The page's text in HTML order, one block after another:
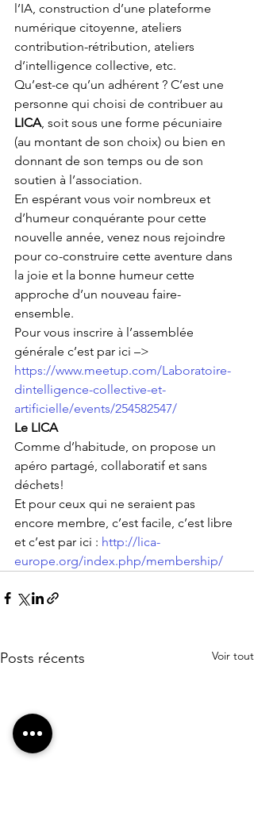
l’IA, construction d’une plateforme
numérique citoyenne, ateliers
contribution-rétribution, ateliers
d’intelligence collective, etc.
Qu’est-ce qu’un adhérent ? C’est une
personne qui choisi de contribuer au
LICA, soit sous une forme pécuniaire
(au montant de son choix) ou bien en
donnant de son temps ou de son
soutien à l’association.
En espérant vous voir nombreux et
d’humeur conquérante pour cette
nouvelle année, venez nous rejoindre
pour co-construire cette aventure dans
la joie et la bonne humeur cette
approche d’un nouveau faire-
ensemble.
Pour vous inscrire à l’assemblée
générale c’est par ici –>
https://www.meetup.com/Laboratoire-
dintelligence-collective-et-
artificielle/events/254582547/
Le LICA
Comme d’habitude, on propose un
apéro partagé, collaboratif et sans
déchets!
Et pour ceux qui ne seraient pas
encore membre, c’est facile, c’est libre
et c’est par ici : http://lica-
europe.org/index.php/membership/
Posts récents Voir tout